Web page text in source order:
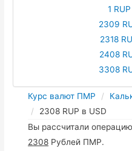
1
2309
2318
2408
3308
Курс валют ПМР
2308 RUP в USD
Вы рассчитали
2308 Рублей ПМР.